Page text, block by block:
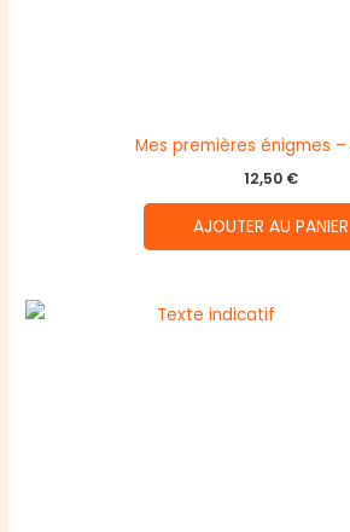
Mes premières énigmes
12,50 €
AJOUTER AU PANIER